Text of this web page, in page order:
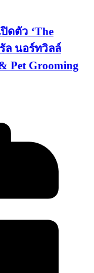
ดตัว ‘The
ล นอร์ทวิลล์
Pet Grooming